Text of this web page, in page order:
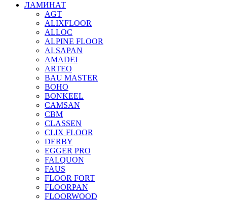
ЛАМИНАТ
AGT
ALIXFLOOR
ALLOC
ALPINE FLOOR
ALSAPAN
AMADEI
ARTEO
BAU MASTER
BOHO
BONKEEL
CAMSAN
CBM
CLASSEN
CLIX FLOOR
DERBY
EGGER PRO
FALQUON
FAUS
FLOOR FORT
FLOORPAN
FLOORWOOD